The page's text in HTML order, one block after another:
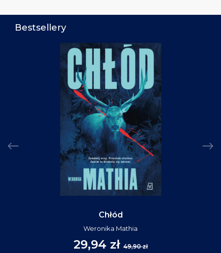
Bestsellery
Chłód
Weronika Mathia
29,94 zł 49,90 zł